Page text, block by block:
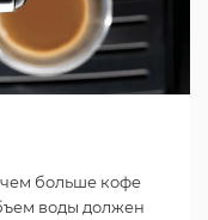
больше кофе
воды должен